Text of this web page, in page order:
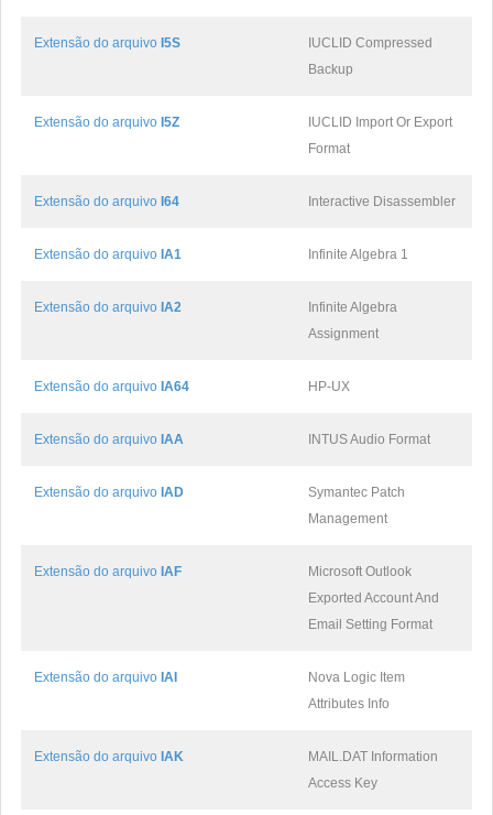
Extensão do arquivo I5S
IUCLID Compressed
Backup
Extensão do arquivo I5Z
IUCLID Import Or Export
Format
Extensão do arquivo I64 Interactive Disassembler
Extensão do arquivo IA1 Infinite Algebra 1
Extensão do arquivo IA2
Infinite Algebra
Assignment
Extensão do arquivo IA64 HP-UX
Extensão do arquivo IAA INTUS Audio Format
Extensão do arquivo IAD
Symantec Patch
Management
Extensão do arquivo IAF
Microsoft Outlook
Exported Account And
Email Setting Format
Extensão do arquivo IAI
Nova Logic Item
Attributes Info
Extensão do arquivo IAK
MAIL.DAT Information
Access Key